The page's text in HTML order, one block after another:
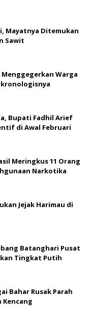
Mayatnya Ditemukan
Sawit
Warga
Bupati Fadhil Arief
di Awal Februari
Meringkus 11 Orang
Narkotika
Jejak Harimau di
Batanghari Pusat
Tingkat Putih
Bahar Rusak Parah